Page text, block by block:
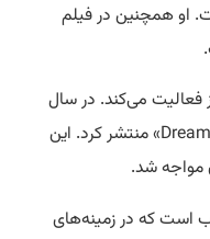
او همچنین در فیلم
فعالیت می‌کند. در سال
۲۰۱۴ اولین آلبوم انفرادی خود را با نام «Dream» منتشر کرد. این
مواجه شد.
است که در زمینه‌های